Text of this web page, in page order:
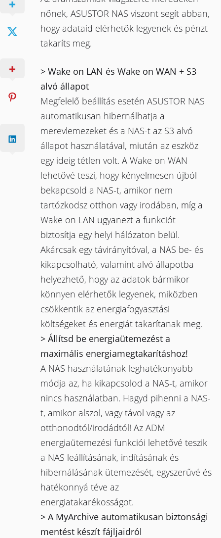
nőnek, ASUSTOR NAS viszont segít abban,
hogy adataid elérhetők legyenek és pénzt
takaríts meg.
> Wake on LAN és Wake on WAN + S3
alvó állapot
Megfelelő beállítás esetén ASUSTOR NAS
automatikusan hibernálhatja a
merevlemezeket és a NAS-t az S3 alvó
állapot használatával, miután az eszköz
egy ideig tétlen volt. A Wake on WAN
lehetővé teszi, hogy kényelmesen újból
bekapcsold a NAS-t, amikor nem
tartózkodsz otthon vagy irodában, míg a
Wake on LAN ugyanezt a funkciót
biztosítja egy helyi hálózaton belül.
Akárcsak egy távirányítóval, a NAS be- és
kikapcsolható, valamint alvó állapotba
helyezhető, hogy az adatok bármikor
könnyen elérhetők legyenek, miközben
csökkentik az energiafogyasztási
költségeket és energiát takarítanak meg.
> Állítsd be energiaütemezést a
maximális energiamegtakarításhoz!
A NAS használatának leghatékonyabb
módja az, ha kikapcsolod a NAS-t, amikor
nincs használatban. Hagyd pihenni a NAS-
t, amikor alszol, vagy távol vagy az
otthonodtól/irodádtól! Az ADM
energiaütemezési funkciói lehetővé teszik
a NAS leállításának, indításának és
hibernálásának ütemezését, egyszerűvé és
hatékonnyá téve az
energiatakarékosságot.
> A MyArchive automatikusan biztonsági
mentést készít fájljaidról